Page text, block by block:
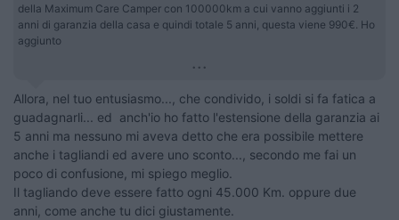
della Maximum Care Camper con 100000km a cui vanno aggiunti i 2
anni di garanzia della casa e quindi totale 5 anni, questa viene 990€. Ho
aggiunto
...
Allora, nel tuo entusiasmo..., che condivido, i soldi si fa fatica a
guadagnarli... ed anch'io ho fatto l'estensione della garanzia ai
5 anni ma nessuno mi aveva detto che era possibile mettere
anche i tagliandi ed avere uno sconto..., secondo me fai un
poco di confusione, mi spiego meglio.
Il tagliando deve essere fatto ogni 45.000 Km. oppure due
anni, come anche tu dici giustamente.